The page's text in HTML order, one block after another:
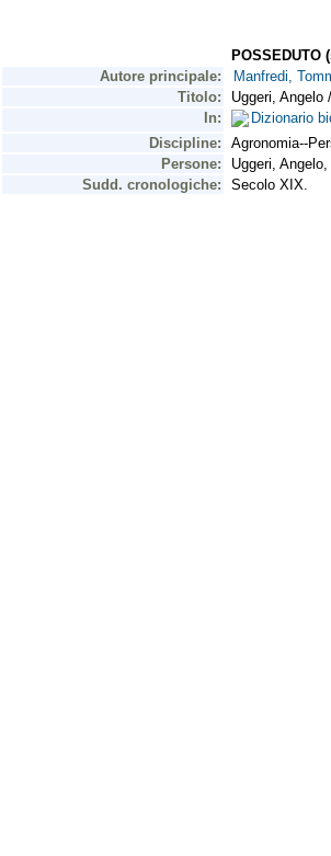
Autore principale:
Manfredi,
Titolo:
Uggeri, Angelo
In:
Dizionario
Discipline:
Agronomia--
Persone:
Uggeri,
Sudd. cronologiche:
Secolo XIX.